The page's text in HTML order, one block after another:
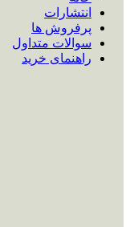
انتشارات
پرفروش ها
سوالات متداول
راهنمای خرید